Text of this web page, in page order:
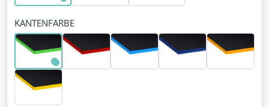
KANTENFARBE